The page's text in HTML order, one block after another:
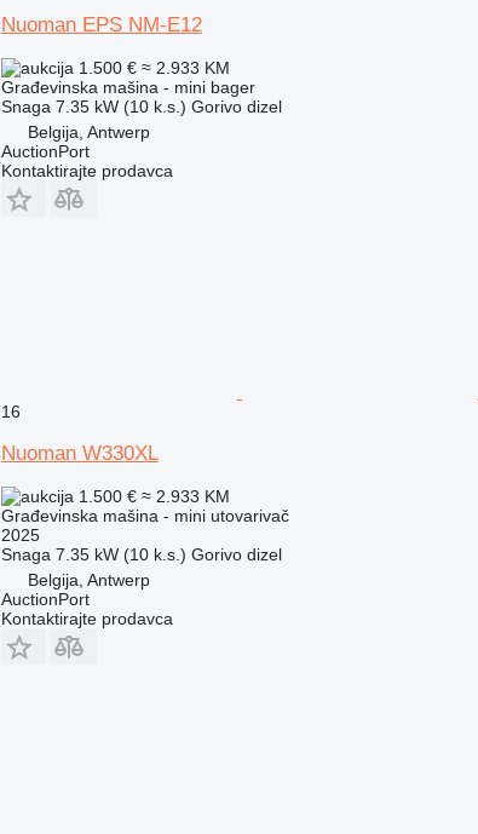
Nuoman EPS NM-E12
1.500 € ≈ 2.933 KM
Građevinska mašina - mini bager
Snaga 7.35 kW (10 k.s.) Gorivo dizel
Belgija, Antwerp
AuctionPort
Kontaktirajte prodavca
16
Nuoman W330XL
1.500 € ≈ 2.933 KM
Građevinska mašina - mini utovarivač
2025
Snaga 7.35 kW (10 k.s.) Gorivo dizel
Belgija, Antwerp
AuctionPort
Kontaktirajte prodavca